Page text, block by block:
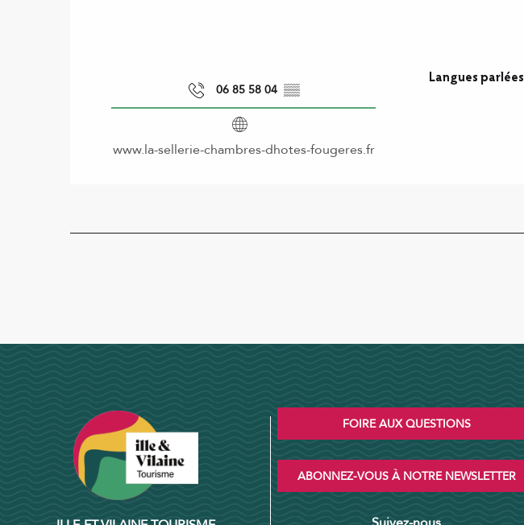
06 85 58 04 ▒▒
www.la-sellerie-chambres-dhotes-fougeres.fr
Langues parlées
Langues parlées
FOIRE AUX QUESTIONS
ABONNEZ-VOUS À NOTRE NEWSLETTER